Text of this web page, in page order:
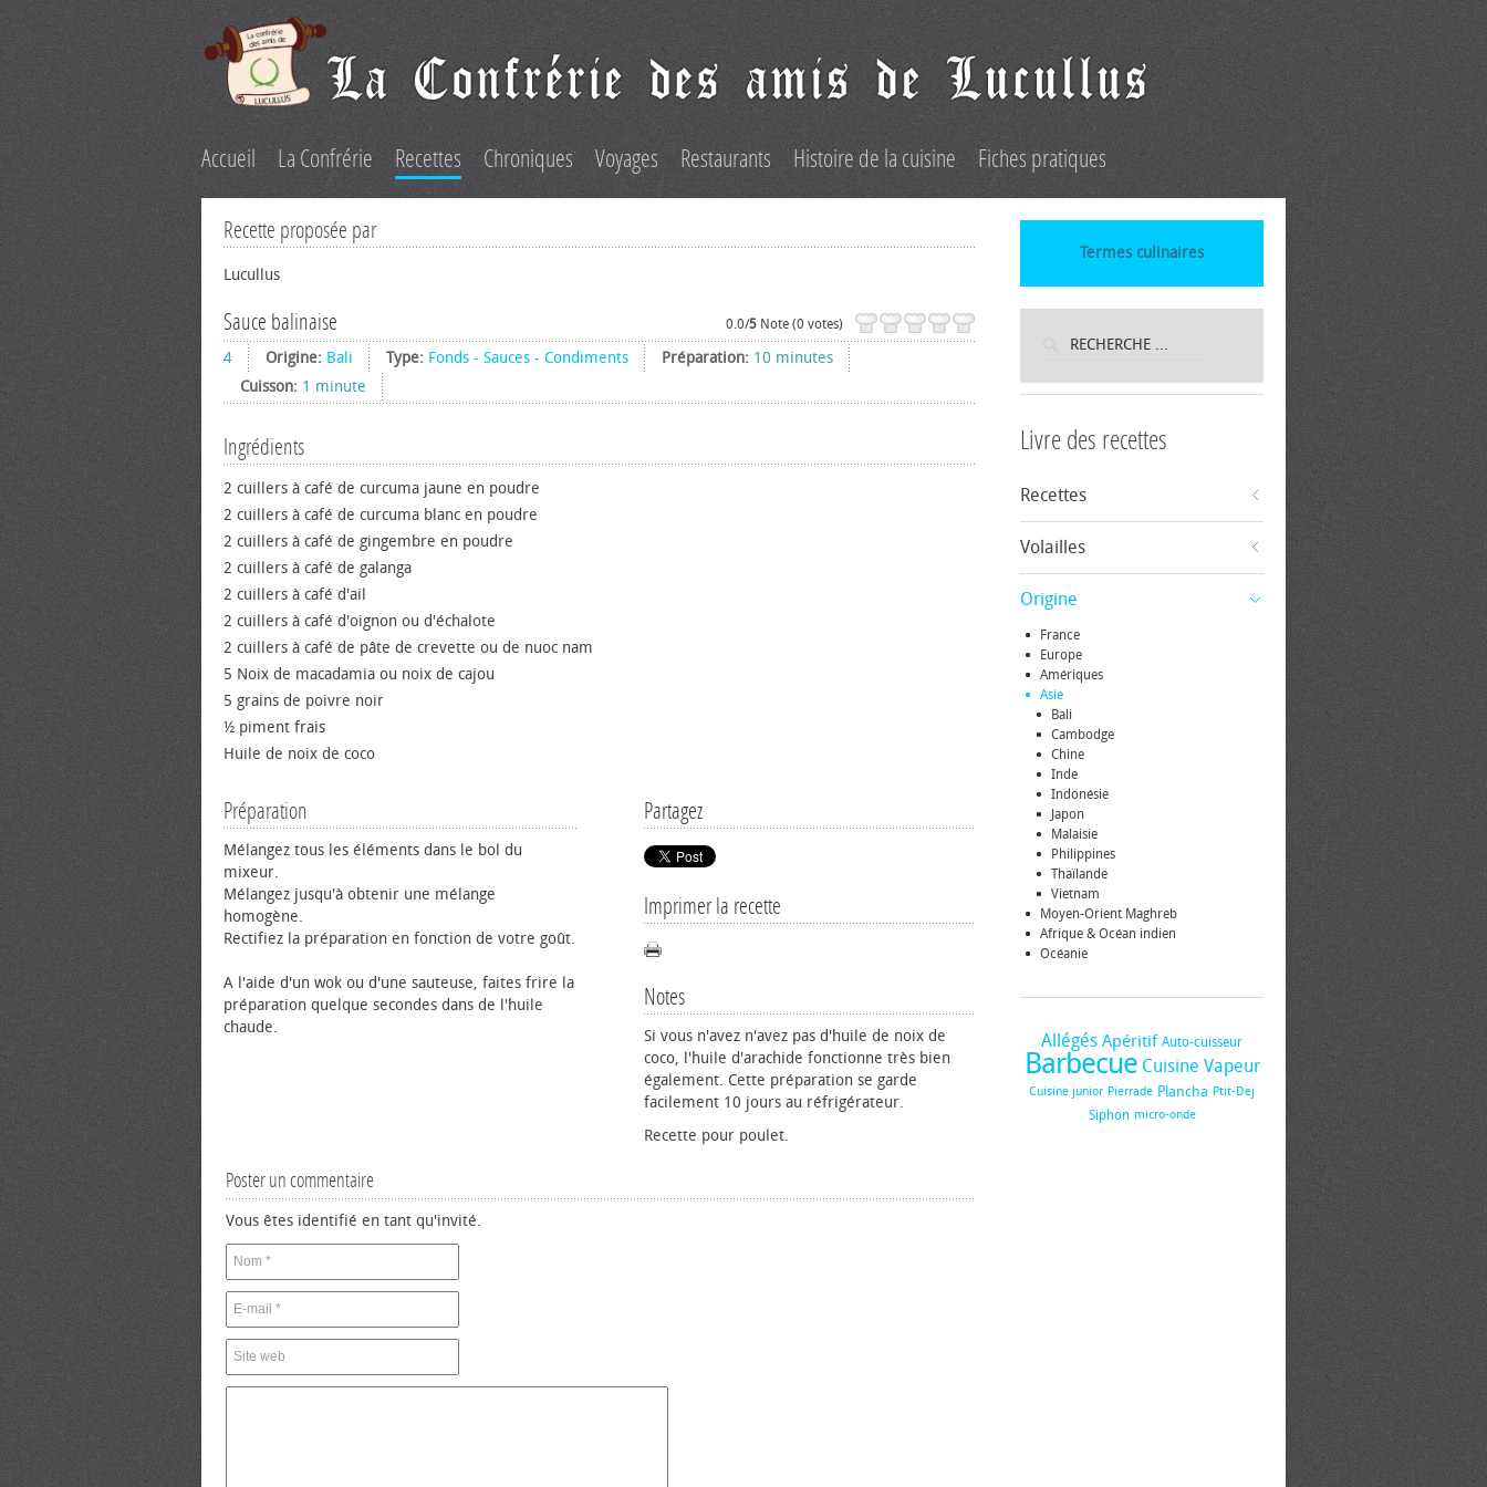
Accueil La Confrérie Recettes Chroniques Voyages Restaurants Histoire de la cuisine Fiches pratiques
Recette proposée par
Lucullus
Sauce balinaise 0.0/5 Note (0 votes)
4 Origine: Bali Type: Fonds - Sauces - Condiments Préparation: 10 minutes
Cuisson: 1 minute
Ingrédients
2 cuillers à café de curcuma jaune en poudre
2 cuillers à café de curcuma blanc en poudre
2 cuillers à café de gingembre en poudre
2 cuillers à café de galanga
2 cuillers à café d'ail
2 cuillers à café d'oignon ou d'échalote
2 cuillers à café de pâte de crevette ou de nuoc nam
5 Noix de macadamia ou noix de cajou
5 grains de poivre noir
½ piment frais
Huile de noix de coco
Partagez
Imprimer la recette
Notes
Si vous n'avez n'avez pas d'huile de noix de
coco, l'huile d'arachide fonctionne très bien
également. Cette préparation se garde
facilement 10 jours au réfrigérateur.
Recette pour poulet.
Préparation
Mélangez tous les éléments dans le bol du
mixeur.
Mélangez jusqu'à obtenir une mélange
homogène.
Rectifiez la préparation en fonction de votre goût.
A l'aide d'un wok ou d'une sauteuse, faites frire la
préparation quelque secondes dans de l'huile
chaude.
Poster un commentaire
Vous êtes identifié en tant qu'invité.
Termes culinaires
Livre des recettes
Recettes
Volailles
Origine
France
Europe
Amériques
Asie
Bali
Cambodge
Chine
Inde
Indonésie
Japon
Malaisie
Philippines
Thaïlande
Vietnam
Moyen-Orient Maghreb
Afrique & Océan indien
Océanie
Allégés Apéritif Auto-cuisseur
Barbecue Cuisine Vapeur
Cuisine junior Pierrade Plancha Ptit-Dej
Siphon micro-onde